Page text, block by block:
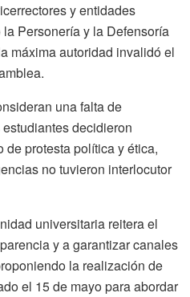
y entidades
Personería y la Defensoría
máxima autoridad invalidó el
una falta de
decidieron
de protesta política y ética,
no tuvieron interlocutor
universitaria reitera el
y a garantizar canales
la realización de
el 15 de mayo para abordar